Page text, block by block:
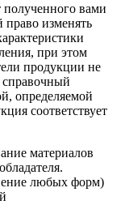
полученного вами
право изменять
при этом
продукции не
определяемой
соответствует
материалов
любых форм)